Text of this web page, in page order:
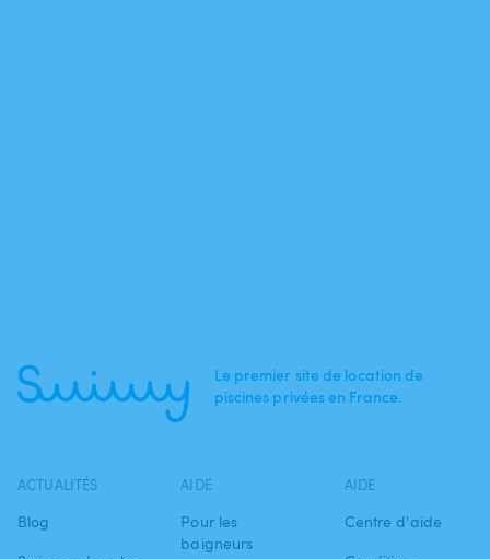
Le premier site de location de
piscines privées en France.
ACTUALITÉS
Blog
AIDE
Pour les
baigneurs
AIDE
Centre d'aide